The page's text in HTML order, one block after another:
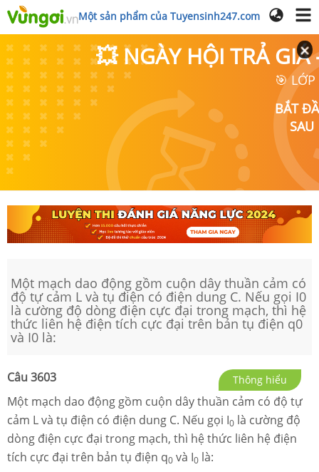
Một sản phẩm của Tuyensinh247.com
💥 NGÀY HỘI TRẢ GIÁ
🎯
BẮT
SAU
Một mạch dao động gồm cuộn dây thuần cảm có
độ tự cảm L và tụ điện có điện dung C. Nếu gọi I0
là cường độ dòng điện cực đại trong mạch, thì hệ
thức liên hệ điện tích cực đại trên bản tụ điện q0
và I0 là:
Câu 3603 Thông hiểu
Một mạch dao động gồm cuộn dây thuần cảm có độ tự
cảm L và tụ điện có điện dung C. Nếu gọi I0 là cường độ
dòng điện cực đại trong mạch, thì hệ thức liên hệ điện
tích cực đại trên bản tụ điện q0 và I0 là: